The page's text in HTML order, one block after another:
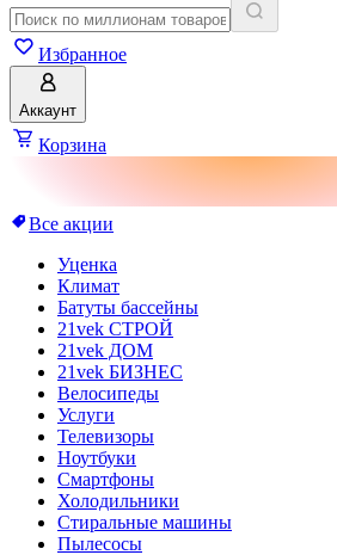
Избранное
Аккаунт
Корзина
Все акции
Уценка
Климат
Батуты бассейны
21vek СТРОЙ
21vek ДОМ
21vek БИЗНЕС
Велосипеды
Услуги
Телевизоры
Ноутбуки
Смартфоны
Холодильники
Стиральные машины
Пылесосы